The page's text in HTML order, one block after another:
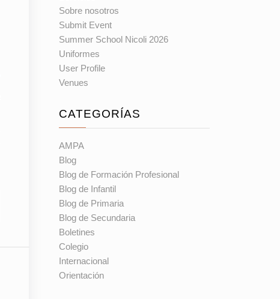
Sobre nosotros
Submit Event
Summer School Nicoli 2026
Uniformes
User Profile
Venues
CATEGORÍAS
AMPA
Blog
Blog de Formación Profesional
Blog de Infantil
Blog de Primaria
Blog de Secundaria
Boletines
Colegio
Internacional
Orientación